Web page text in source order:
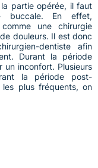
partie opérée, il faut
buccale. En effet,
une chirurgie
douleurs. Il est donc
dentiste afin
Durant la période
un inconfort. Plusieurs
la période post-
les plus fréquents, on